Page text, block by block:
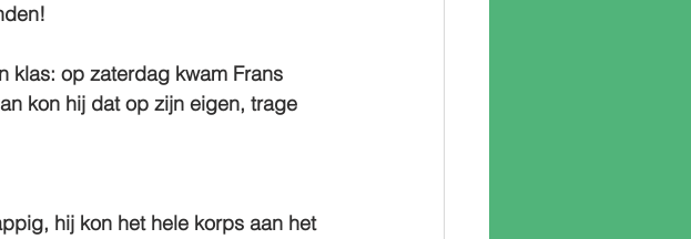
klas: op zaterdag kwam Frans
kon hij dat op zijn eigen, trage
hij kon het hele korps aan het